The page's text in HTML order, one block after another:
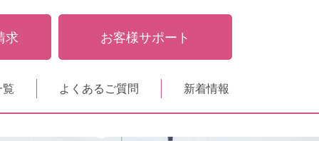
求 お客様サポート
覧 よくあるご質問 新着情報